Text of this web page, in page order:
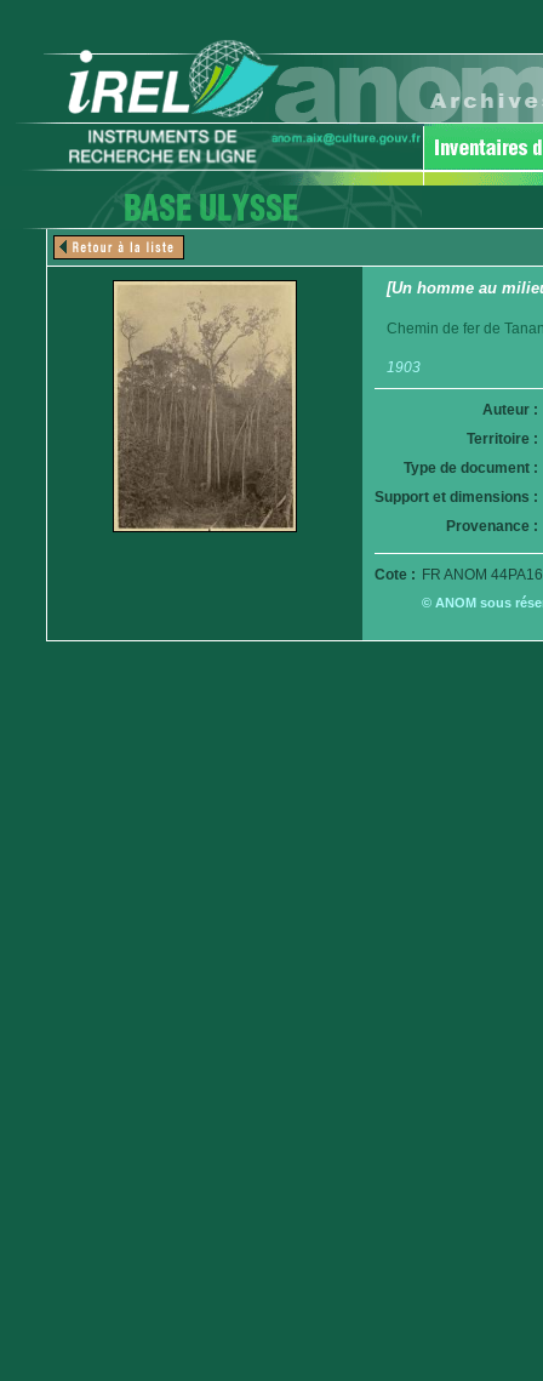
[Un homme au
Chemin de fer de
1903
Auteur :
Territoire :
Type de document :
Support et dimensions :
Provenance :
Cote : FR ANOM
© ANOM sous